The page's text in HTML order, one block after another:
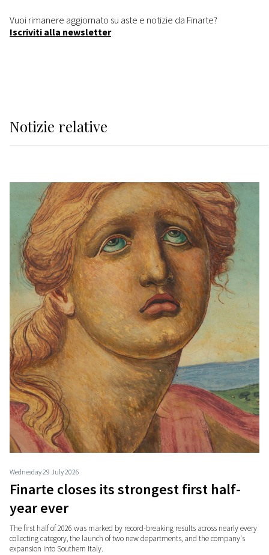
Vuoi rimanere aggiornato su aste e notizie da Finarte?
Iscriviti alla newsletter
Notizie relative
Wednesday 29 July 2026
Finarte closes its strongest first half-
year ever
The first half of 2026 was marked by record-breaking results across nearly every
collecting category, the launch of two new departments, and the company's
expansion into Southern Italy.